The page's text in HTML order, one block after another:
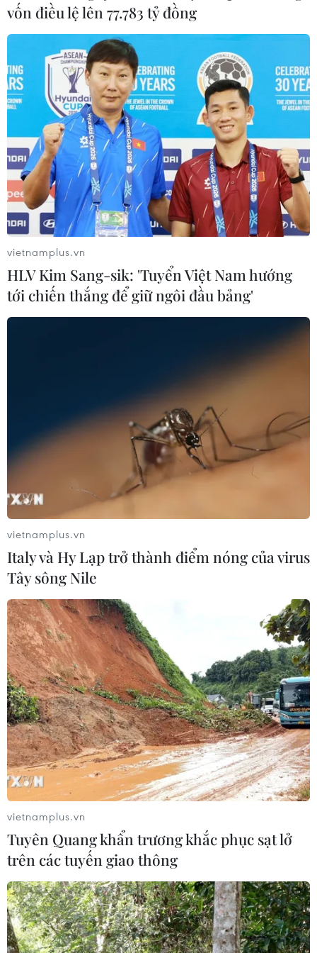
TIN CÙNG CHUYÊN MỤC
Ngoại giao kinh tế: Kiến tạo hệ sinh
thái đồng hành và thúc đẩy tự chủ
công nghệ
06/08/2026 15:33
Việt Nam tiếp tục là thị trường trọng
điểm của doanh nghiệp thực phẩm
Ba Lan
06/08/2026 14:03
vốn điều lệ lên 77.783 tỷ đồng
vietnamplus.vn
HLV Kim Sang-sik: 'Tuyển Việt Nam hướng
tới chiến thắng để giữ ngôi đầu bảng'
vietnamplus.vn
Italy và Hy Lạp trở thành điểm nóng của virus
Tây sông Nile
vietnamplus.vn
Tuyên Quang khẩn trương khắc phục sạt lở
trên các tuyến giao thông